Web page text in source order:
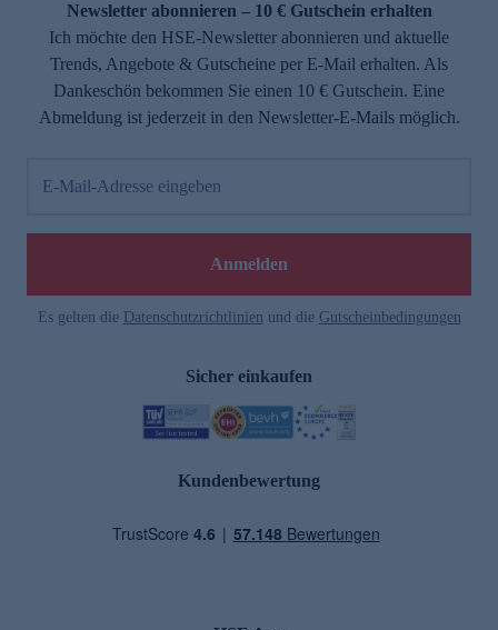
Newsletter abonnieren – 10 € Gutschein erhalten
Ich möchte den HSE-Newsletter abonnieren und aktuelle
Trends, Angebote & Gutscheine per E-Mail erhalten. Als
Dankeschön bekommen Sie einen 10 € Gutschein. Eine
Abmeldung ist jederzeit in den Newsletter-E-Mails möglich.
E-Mail-Adresse eingeben
Anmelden
Es gelten die Datenschutzrichtlinien und die Gutscheinbedingungen
Sicher einkaufen
Kundenbewertung